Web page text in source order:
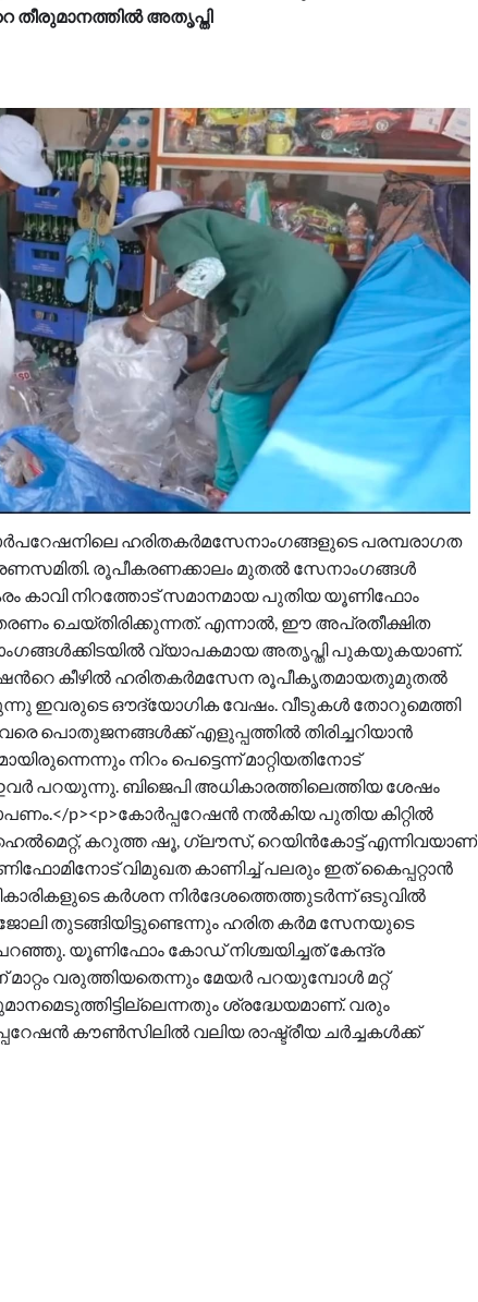
തീരുമാനത്തിൽ അതൃപ്തി
ഹരിതകർമസേനാംഗങ്ങളുടെ പരമ്പരാഗത
ഭരണസമിതി. രൂപീകരണക്കാലം മുതൽ സേനാംഗങ്ങൾ
കാവി നിറത്തോട് സമാനമായ പുതിയ യൂണിഫോം
ചെയ്തിരിക്കുന്നത്. എന്നാൽ, ഈ അപ്രതീക്ഷിത
വ്യാപകമായ അതൃപ്തി പുകയുകയാണ്.
മിഷന്‍റെ കീഴിൽ ഹരിതകർമസേന രൂപീകൃതമായതുമുതൽ
ഇവരുടെ ഔദ്യോഗിക വേഷം. വീടുകൾ തോറുമെത്തി
പൊതുജനങ്ങൾക്ക് എളുപ്പത്തിൽ തിരിച്ചറിയാൻ
നിറം പെട്ടെന്ന് മാറ്റിയതിനോട്
പറയുന്നു. ബിജെപി അധികാരത്തിലെത്തിയ ശേഷം
p><p>കോർപ്പറേഷൻ നൽകിയ പുതിയ കിറ്റിൽ
ഹെൽമെറ്റ്, കറുത്ത ഷൂ, ഗ്ലൗസ്, റെയിൻകോട്ട് എന്നിവയാണ്
വിമുഖത കാണിച്ച് പലരും ഇത് കൈപ്പറ്റാൻ
കർശന നിർദേശത്തെത്തുടർന്ന് ഒടുവിൽ
ജോലി തുടങ്ങിയിട്ടുണ്ടെന്നും ഹരിത കർമ സേനയുടെ
യൂണിഫോം കോഡ് നിശ്ചയിച്ചത് കേന്ദ്ര
വരുത്തിയതെന്നും മേയർ പറയുമ്പോൾ മറ്റ്
ശ്രദ്ധേയമാണ്. വരും
കൗൺസിലിൽ വലിയ രാഷ്ട്രീയ ചർച്ചകൾക്ക്